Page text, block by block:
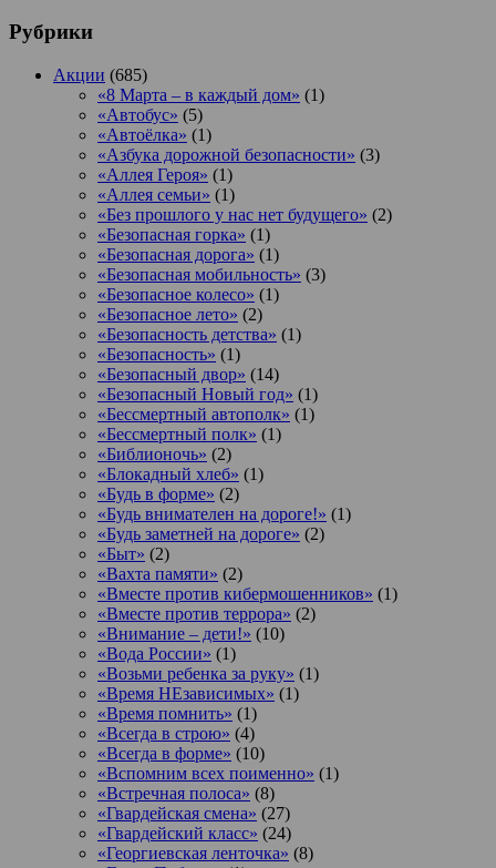
Рубрики
Акции (685)
«8 Марта – в каждый дом» (1)
«Автобус» (5)
«Автоёлка» (1)
«Азбука дорожной безопасности» (3)
«Аллея Героя» (1)
«Аллея семьи» (1)
«Без прошлого у нас нет будущего» (2)
«Безопасная горка» (1)
«Безопасная дорога» (1)
«Безопасная мобильность» (3)
«Безопасное колесо» (1)
«Безопасное лето» (2)
«Безопасность детства» (1)
«Безопасность» (1)
«Безопасный двор» (14)
«Безопасный Новый год» (1)
«Бессмертный автополк» (1)
«Бессмертный полк» (1)
«Библионочь» (2)
«Блокадный хлеб» (1)
«Будь в форме» (2)
«Будь внимателен на дороге!» (1)
«Будь заметней на дороге» (2)
«Быт» (2)
«Вахта памяти» (2)
«Вместе против кибермошенников» (1)
«Вместе против террора» (2)
«Внимание – дети!» (10)
«Вода России» (1)
«Возьми ребенка за руку» (1)
«Время НЕзависимых» (1)
«Время помнить» (1)
«Всегда в строю» (4)
«Всегда в форме» (10)
«Вспомним всех поименно» (1)
«Встречная полоса» (8)
«Гвардейская смена» (27)
«Гвардейский класс» (24)
«Георгиевская ленточка» (8)